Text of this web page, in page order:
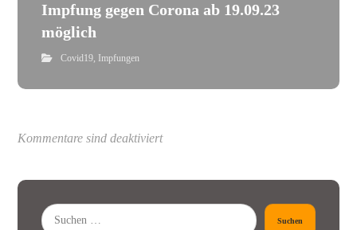
Impfung gegen Corona ab 19.09.23
möglich
Covid19, Impfungen
Kommentare sind deaktiviert
Suchen